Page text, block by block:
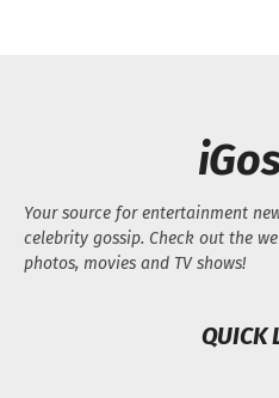
Your source for entertainment
celebrity gossip. Check out the
photos, movies and TV shows!
QUICK